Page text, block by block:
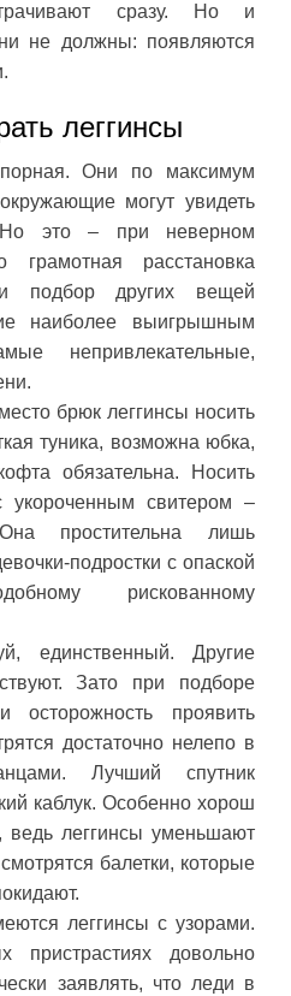
сразу. Но и
не должны: появляются
леггинсы
Они по максимум
могут увидеть
это – при неверном
грамотная расстановка
подбор других вещей
наиболее выигрышным
непривлекательные,
брюк леггинсы носить
туника, возможна юбка,
обязательна. Носить
укороченным свитером –
простительна лишь
подростки с опаской
рискованному
единственный. Другие
Зато при подборе
осторожность проявить
достаточно нелепо в
Лучший спутник
каблук. Особенно хорош
леггинсы уменьшают
балетки, которые
леггинсы с узорами.
пристрастиях довольно
заявлять, что леди в